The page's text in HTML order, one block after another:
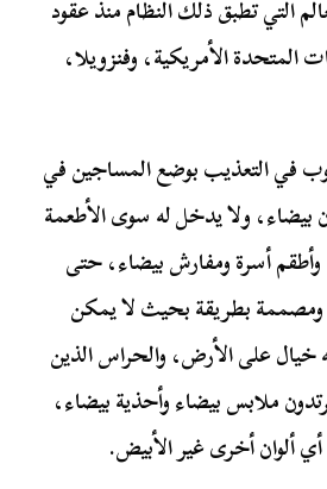
التي تطبق ذلك النظام منذ عقود
المتحدة الأمريكية، وفنزويلا،
في التعذيب بوضع المساجين في
بيضاء، ولا يدخل له سوى الأطعمة
وأطقم أسرة ومفارش بيضاء، حتى
ومصممة بطريقة بحيث لا يمكن
على الأرض، والحراس الذين
ملابس بيضاء وأحذية بيضاء،
ألوان أخرى غير الأبيض.